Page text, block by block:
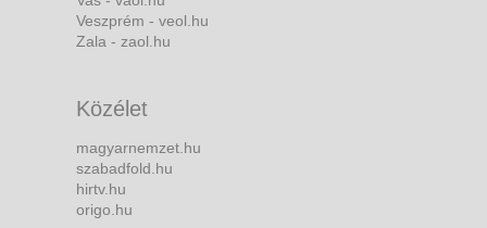
Veszprém - veol.hu
Zala - zaol.hu
Közélet
magyarnemzet.hu
szabadfold.hu
hirtv.hu
origo.hu